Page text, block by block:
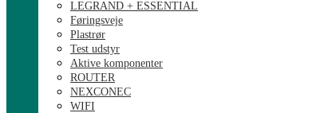
LEGRAND + ESSENTIAL
Føringsveje
Plastrør
Test udstyr
Aktive komponenter
ROUTER
NEXCONEC
WIFI